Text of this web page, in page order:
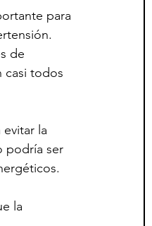
para
de
casi todos
la
podría ser
la